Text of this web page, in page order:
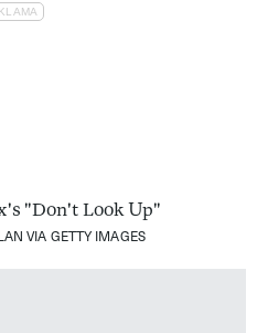
VIA GETTY IMAGES